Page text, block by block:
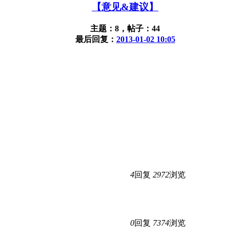
【意见&建议】
主题：8，帖子：44
最后回复： 2013-01-02 10:05
4回复 2972浏览
0回复 7374浏览